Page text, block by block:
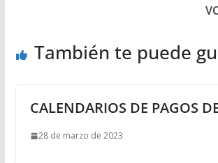
También te puede
CALENDARIOS DE PAGOS
28 de marzo de 2023